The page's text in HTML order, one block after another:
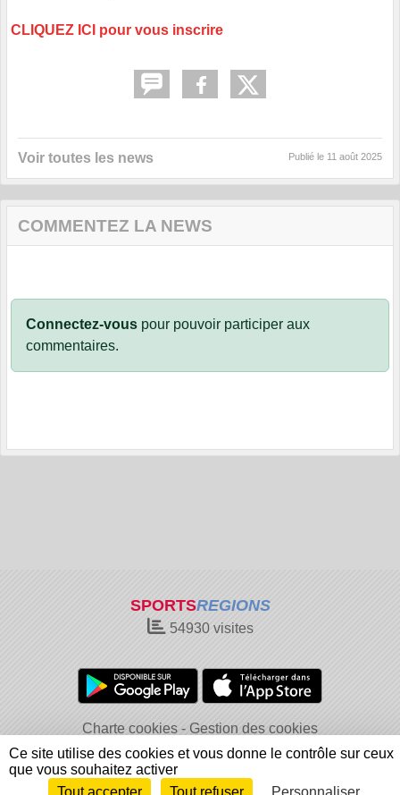
CLIQUEZ ICI pour vous inscrire
Voir toutes les news Publié le 11 août 2025
COMMENTEZ LA NEWS
Connectez-vous pour pouvoir participer aux
commentaires.
SPORTSREGIONS
54930visites
Charte cookies
Gestion des cookies
Informations légales
Signaler un contenu inapproprié
Ce site utilise des cookies et vous donne le contrôle sur ceux
que vous souhaitez activer
Tout accepter
Tout refuser Personnaliser